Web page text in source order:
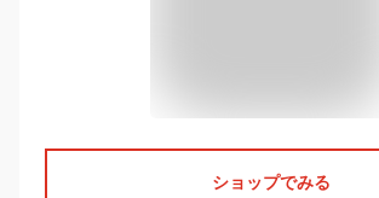
ショップでみる